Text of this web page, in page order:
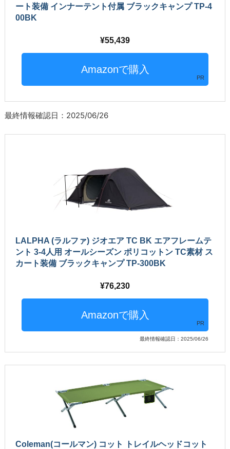
ート装備 インナーテント付属 ブラックキャンプ TP-4
00BK
55,439
PR
最終情報確認日：2025/06/26
LALPHA (ラルファ) ジオエア TC BK エアフレームテ
ント 3-4人用 オールシーズン ポリコットン TC素材 ス
カート装備 ブラックキャンプ TP-300BK
76,230
PR
最終情報確認日：2025/06/26
Coleman(コールマン) コット トレイルヘッドコット